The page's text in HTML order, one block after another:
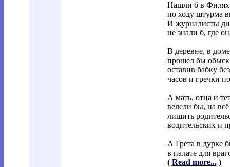
Нашли б в Филях,
по ходу штурма
И журналисты
не знали б, где
В деревне, в
прошел бы обыск
оставив бабку
часов и гречки
А мать, отца и
велели бы, на
лишить
водительских и
А Грета в дурке
в палате для
( Read more...)